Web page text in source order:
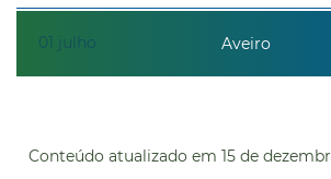
01 julho Aveiro
Conteúdo atualizado em 15 de